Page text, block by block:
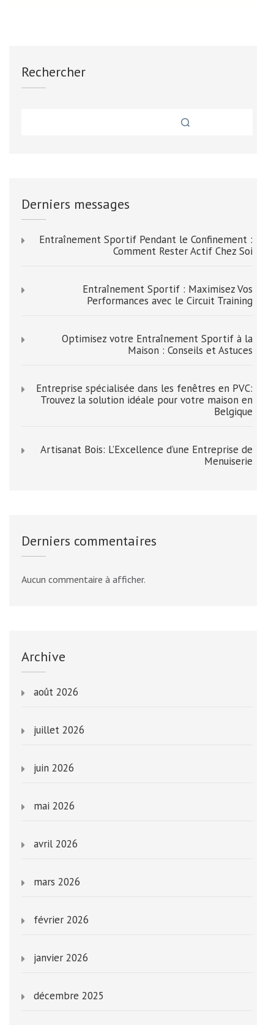
Rechercher
Derniers messages
Entraînement Sportif Pendant le Confinement :
Comment Rester Actif Chez Soi
Entraînement Sportif : Maximisez Vos
Performances avec le Circuit Training
Optimisez votre Entraînement Sportif à la
Maison : Conseils et Astuces
Entreprise spécialisée dans les fenêtres en PVC:
Trouvez la solution idéale pour votre maison en
Belgique
Artisanat Bois: L’Excellence d’une Entreprise de
Menuiserie
Derniers commentaires
Aucun commentaire à afficher.
Archive
août 2026
juillet 2026
juin 2026
mai 2026
avril 2026
mars 2026
février 2026
janvier 2026
décembre 2025